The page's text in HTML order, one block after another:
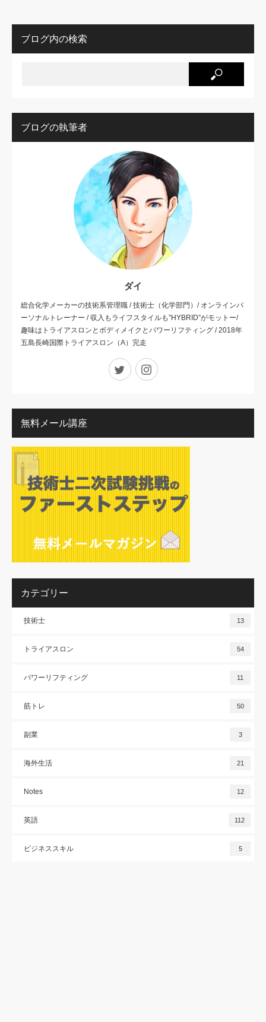
ブログ内の検索
ブログの執筆者
ダイ
総合化学メーカーの技術系管理職 / 技術士（化学部門）/ オンラインパ
ーソナルトレーナー / 収入もライフスタイルも”HYBRID”がモットー/
趣味はトライアスロンとボディメイクとパワーリフティング / 2018年
五島長崎国際トライアスロン（A）完走
Twitter Instagram
無料メール講座
カテゴリー
技術士 13
トライアスロン 54
パワーリフティング 11
筋トレ 50
副業 3
海外生活 21
Notes 12
英語 112
ビジネススキル 5